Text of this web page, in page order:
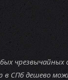
чрезвычайных
в СПб дешево